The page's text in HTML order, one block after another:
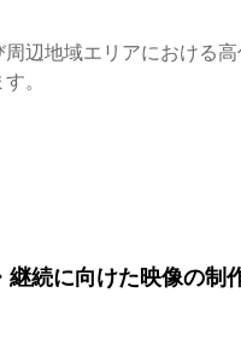
辺地域エリアにおける高
。
続に向けた映像の制